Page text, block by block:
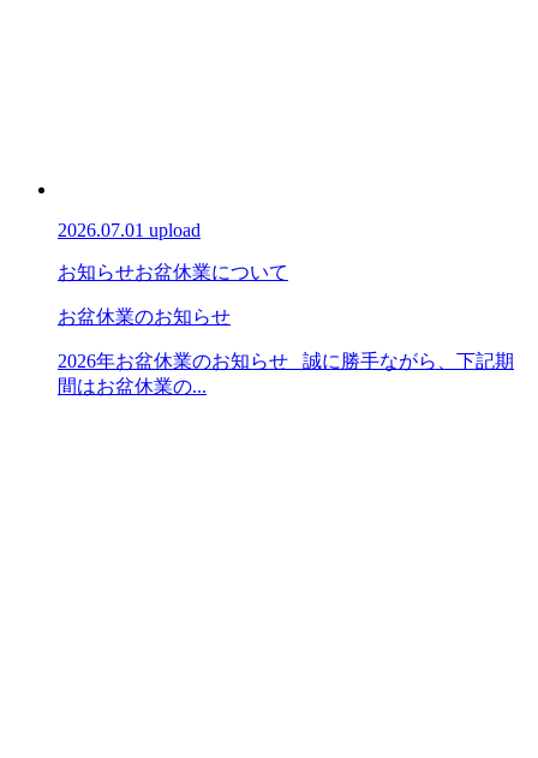
2026.07.01 upload
お知らせお盆休業について
お盆休業のお知らせ
2026年お盆休業のお知らせ 誠に勝手ながら、下記期
間はお盆休業の...